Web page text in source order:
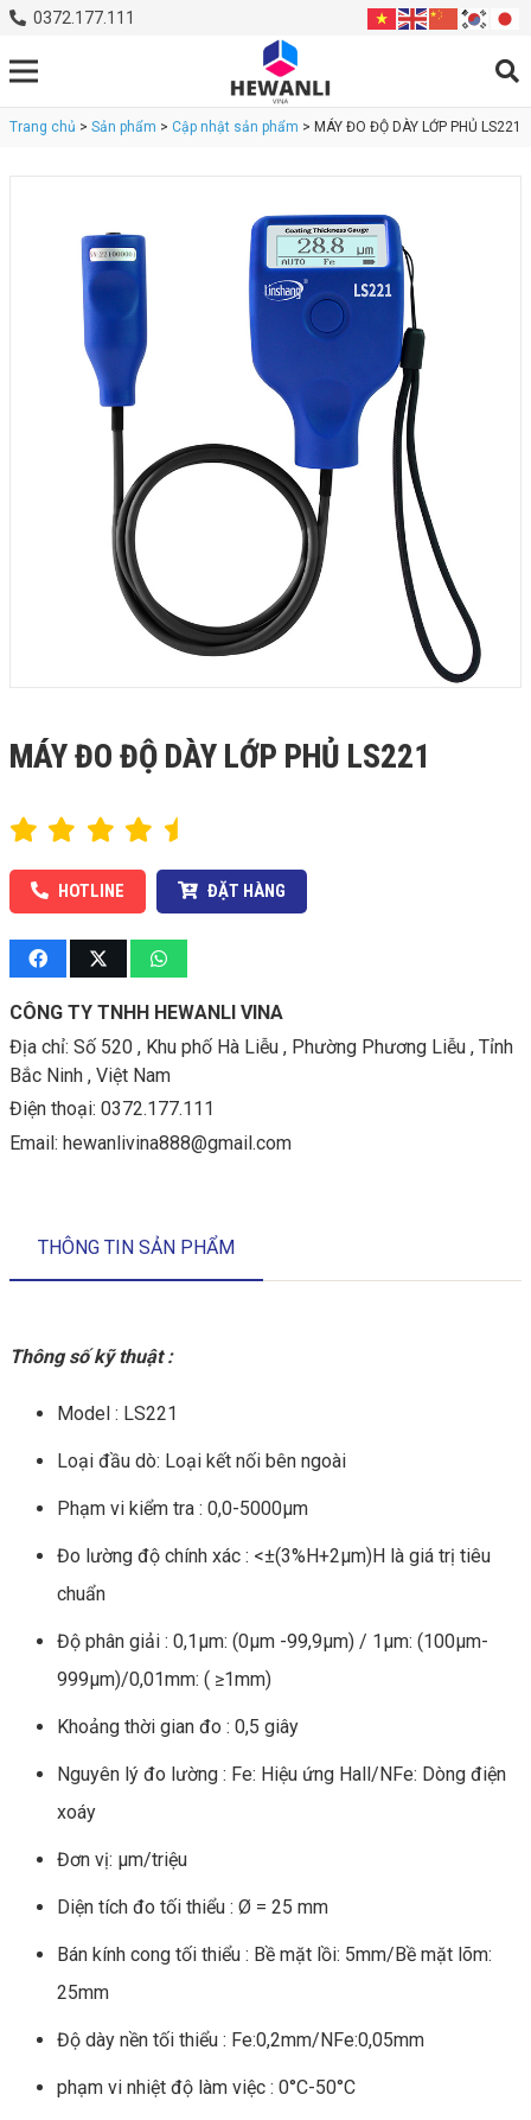
0372.177.111
Trang chủ > Sản phẩm > Cập nhật sản phẩm > MÁY ĐO ĐỘ DÀY LỚP PHỦ LS221
MÁY ĐO ĐỘ DÀY LỚP PHỦ LS221
HOTLINE ĐẶT HÀNG
CÔNG TY TNHH HEWANLI VINA
Địa chỉ: Số 520 , Khu phố Hà Liễu , Phường Phương Liễu , Tỉnh
Bắc Ninh , Việt Nam
Điện thoại: 0372.177.111
Email: hewanlivina888@gmail.com
THÔNG TIN SẢN PHẨM
Thông số kỹ thuật :
Model : LS221
Loại đầu dò: Loại kết nối bên ngoài
Phạm vi kiểm tra : 0,0-5000μm
Đo lường độ chính xác : <±(3%H+2µm)H là giá trị tiêu
chuẩn
Độ phân giải : 0,1µm: (0µm -99,9µm) / 1µm: (100µm-
999µm)/0,01mm: ( ≥1mm)
Khoảng thời gian đo : 0,5 giây
Nguyên lý đo lường : Fe: Hiệu ứng Hall/NFe: Dòng điện
xoáy
Đơn vị: μm/triệu
Diện tích đo tối thiểu : Ø = 25 mm
Bán kính cong tối thiểu : Bề mặt lồi: 5mm/Bề mặt lõm:
25mm
Độ dày nền tối thiểu : Fe:0,2mm/NFe:0,05mm
phạm vi nhiệt độ làm việc : 0°C-50°C